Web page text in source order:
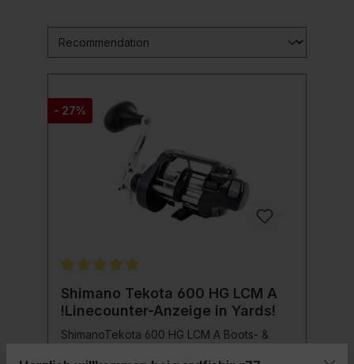
- 27%
Shimano Tekota 600 HG LCM A
!Linecounter-Anzeige in Yards!
ShimanoTekota 600 HG LCM A Boots- &